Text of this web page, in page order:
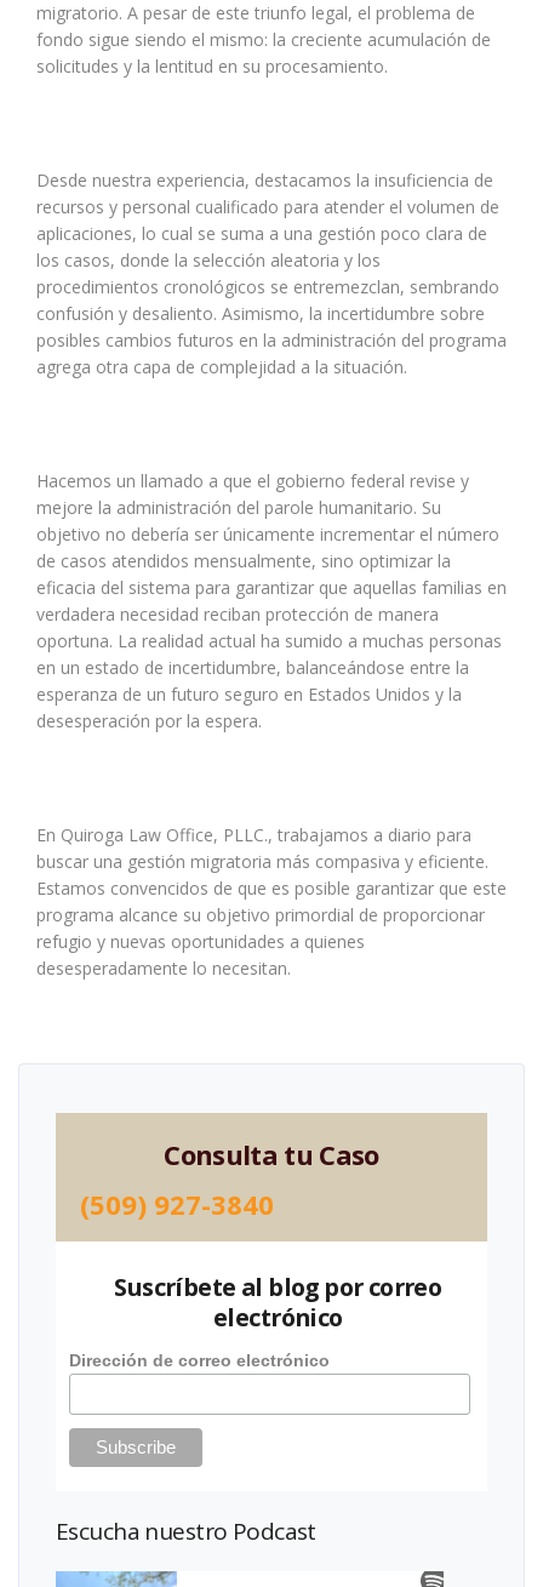
migratorio. A pesar de este triunfo legal, el problema de
fondo sigue siendo el mismo: la creciente acumulación de
solicitudes y la lentitud en su procesamiento.
Desde nuestra experiencia, destacamos la insuficiencia de
recursos y personal cualificado para atender el volumen de
aplicaciones, lo cual se suma a una gestión poco clara de
los casos, donde la selección aleatoria y los
procedimientos cronológicos se entremezclan, sembrando
confusión y desaliento. Asimismo, la incertidumbre sobre
posibles cambios futuros en la administración del programa
agrega otra capa de complejidad a la situación.
Hacemos un llamado a que el gobierno federal revise y
mejore la administración del parole humanitario. Su
objetivo no debería ser únicamente incrementar el número
de casos atendidos mensualmente, sino optimizar la
eficacia del sistema para garantizar que aquellas familias en
verdadera necesidad reciban protección de manera
oportuna. La realidad actual ha sumido a muchas personas
en un estado de incertidumbre, balanceándose entre la
esperanza de un futuro seguro en Estados Unidos y la
desesperación por la espera.
En Quiroga Law Office, PLLC., trabajamos a diario para
buscar una gestión migratoria más compasiva y eficiente.
Estamos convencidos de que es posible garantizar que este
programa alcance su objetivo primordial de proporcionar
refugio y nuevas oportunidades a quienes
desesperadamente lo necesitan.
Consulta tu Caso
(509) 927-3840
Suscríbete al blog por correo
electrónico
Dirección de correo electrónico
Escucha nuestro Podcast